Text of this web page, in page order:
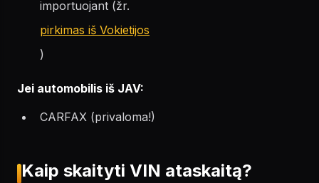
importuojant (žr.
pirkimas iš Vokietijos
)
Jei automobilis iš JAV:
CARFAX (privaloma!)
Kaip skaityti VIN ataskaitą?